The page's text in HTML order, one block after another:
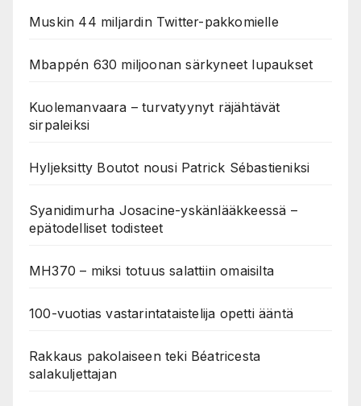
Muskin 44 miljardin Twitter-pakkomielle
Mbappén 630 miljoonan särkyneet lupaukset
Kuolemanvaara – turvatyynyt räjähtävät
sirpaleiksi
Hyljeksitty Boutot nousi Patrick Sébastieniksi
Syanidimurha Josacine-yskänlääkkeessä –
epätodelliset todisteet
MH370 – miksi totuus salattiin omaisilta
100-vuotias vastarintataistelija opetti ääntä
Rakkaus pakolaiseen teki Béatricesta
salakuljettajan